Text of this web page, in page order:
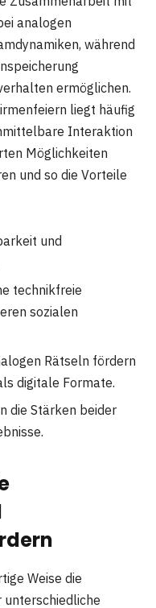
analogen
während
ermöglichen.
liegt häufig
Interaktion
Möglichkeiten
und so die Vorteile
und
technikfreie
sozialen
Rätseln fördern
digitale Formate.
die Stärken beider
Weise die
unterschiedliche